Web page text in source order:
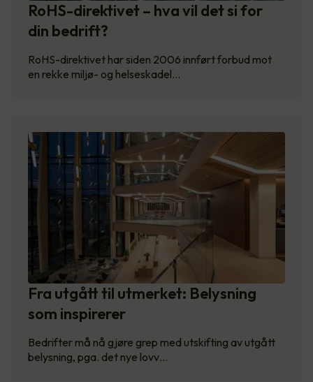
RoHS-direktivet – hva vil det si for
din bedrift?
RoHS-direktivet har siden 2006 innført forbud mot
en rekke miljø- og helseskadel…
Fra utgått til utmerket: Belysning
som inspirerer
Bedrifter må nå gjøre grep med utskifting av utgått
belysning, pga. det nye lovv…